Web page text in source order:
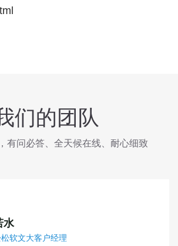
们的团队
有问必答、全天候在线、耐心细致
水
软文大客户经理